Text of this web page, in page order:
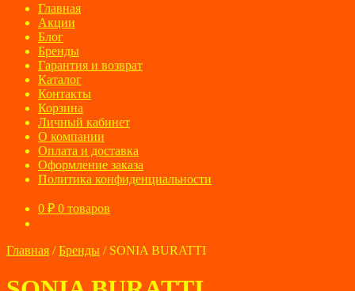
Главная
Акции
Блог
Бренды
Гарантия и возврат
Каталог
Контакты
Корзина
Личный кабинет
О компании
Оплата и доставка
Оформление заказа
Политика конфиденциальности
0 ₽ 0 товаров
Главная /Бренды / SONIA BURATTI